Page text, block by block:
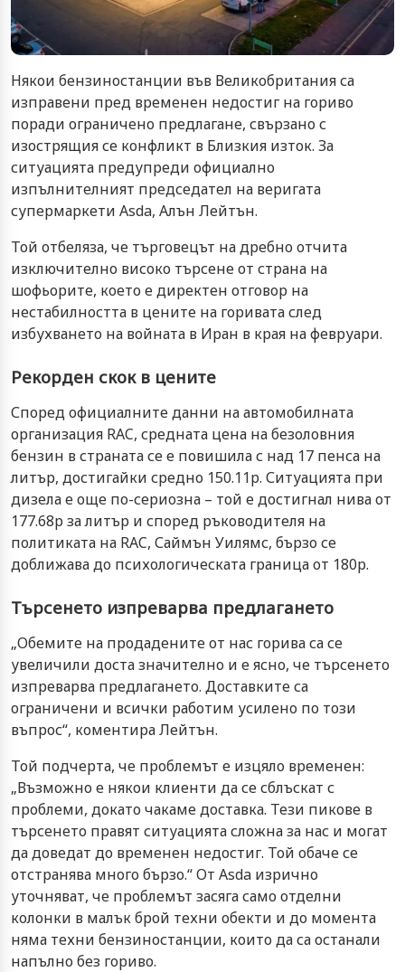
Някои бензиностанции във Великобритания са
изправени пред временен недостиг на гориво
поради ограничено предлагане, свързано с
изострящия се конфликт в Близкия изток. За
ситуацията предупреди официално
изпълнителният председател на веригата
супермаркети Asda, Алън Лейтън.
Той отбеляза, че търговецът на дребно отчита
изключително високо търсене от страна на
шофьорите, което е директен отговор на
нестабилността в цените на горивата след
избухването на войната в Иран в края на февруари.
Рекорден скок в цените
Според официалните данни на автомобилната
организация RAC, средната цена на безоловния
бензин в страната се е повишила с над 17 пенса на
литър, достигайки средно 150.11p. Ситуацията при
дизела е още по-сериозна – той е достигнал нива от
177.68p за литър и според ръководителя на
политиката на RAC, Саймън Уилямс, бързо се
доближава до психологическата граница от 180p.
Търсенето изпреварва предлагането
„Обемите на продадените от нас горива са се
увеличили доста значително и е ясно, че търсенето
изпреварва предлагането. Доставките са
ограничени и всички работим усилено по този
въпрос“, коментира Лейтън.
Той подчерта, че проблемът е изцяло временен:
„Възможно е някои клиенти да се сблъскат с
проблеми, докато чакаме доставка. Тези пикове в
търсенето правят ситуацията сложна за нас и могат
да доведат до временен недостиг. Той обаче се
отстранява много бързо.“ От Asda изрично
уточняват, че проблемът засяга само отделни
колонки в малък брой техни обекти и до момента
няма техни бензиностанции, които да са останали
напълно без гориво.